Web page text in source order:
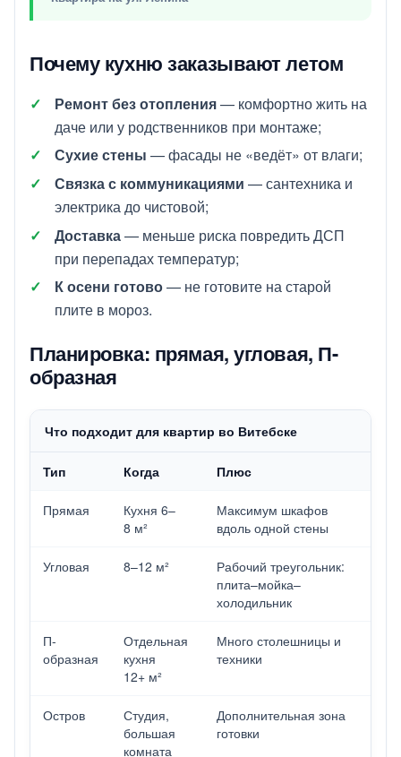
Почему кухню заказывают летом
Ремонт без отопления— комфортно жить на
даче или у родственников при монтаже;
Сухие стены — фасады не «ведёт» от влаги;
Связка с коммуникациями —сантехника и
электрикадо чистовой;
Доставка— меньше риска повредить ДСП
при перепадах температур;
К осени готово— не готовите на старой
плите в мороз.
Планировка: прямая, угловая, П-
образная
Что подходит для квартир во Витебске
Тип Когда Плюс
Прямая
Кухня 6–
8 м²
Максимум шкафов
вдоль одной стены
Угловая 8–12 м²
Рабочий треугольник:
плита–мойка–
холодильник
П-
образная
Отдельная
кухня
12+ м²
Много столешницы и
техники
Остров
Студия,
большая
комната
Дополнительная зона
готовки